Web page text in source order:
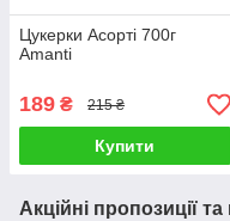
Цукерки Асорті 700г
Amanti
189 ₴ 215 ₴
Купити
Акційні пропозиції